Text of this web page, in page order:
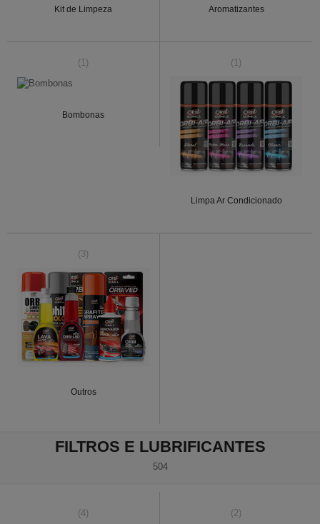
Kit de Limpeza Aromatizantes
(1)
Bombonas
(1)
Limpa Ar Condicionado
(3)
Outros
FILTROS E LUBRIFICANTES
504
(4) (2)